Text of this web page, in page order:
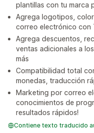
plantillas con tu marca
Agrega logotipos,
correo electrónico con
Agrega descuentos,
ventas adicionales a
más
Compatibilidad total
monedas, traducción
Marketing por correo
conocimientos de
resultados rápidos!
Contiene texto traducido